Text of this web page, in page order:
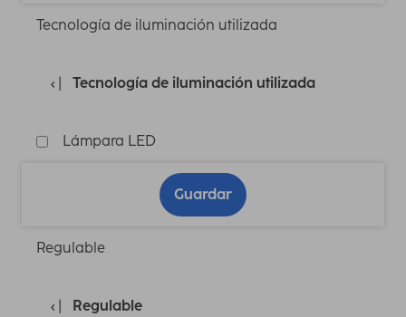
Tecnología de iluminación utilizada
Tecnología de iluminación utilizada
Lámpara LED
Guardar
Regulable
Regulable